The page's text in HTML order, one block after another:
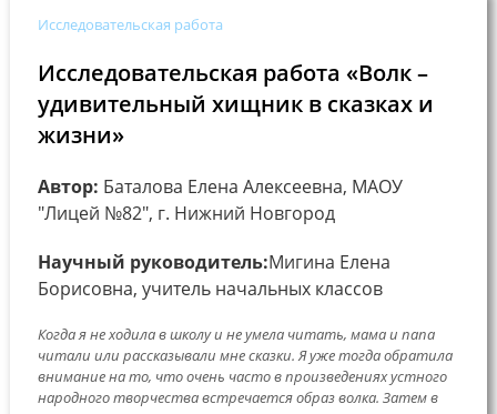
Исследовательская работа
Исследовательская работа «Волк –
удивительный хищник в сказках и
жизни»
Автор: Баталова Елена Алексеевна, МАОУ
"Лицей №82", г. Нижний Новгород
Научный руководитель:Мигина Елена
Борисовна, учитель начальных классов
Когда я не ходила в школу и не умела читать, мама и папа
читали или рассказывали мне сказки. Я уже тогда обратила
внимание на то, что очень часто в произведениях устного
народного творчества встречается образ волка. Затем в